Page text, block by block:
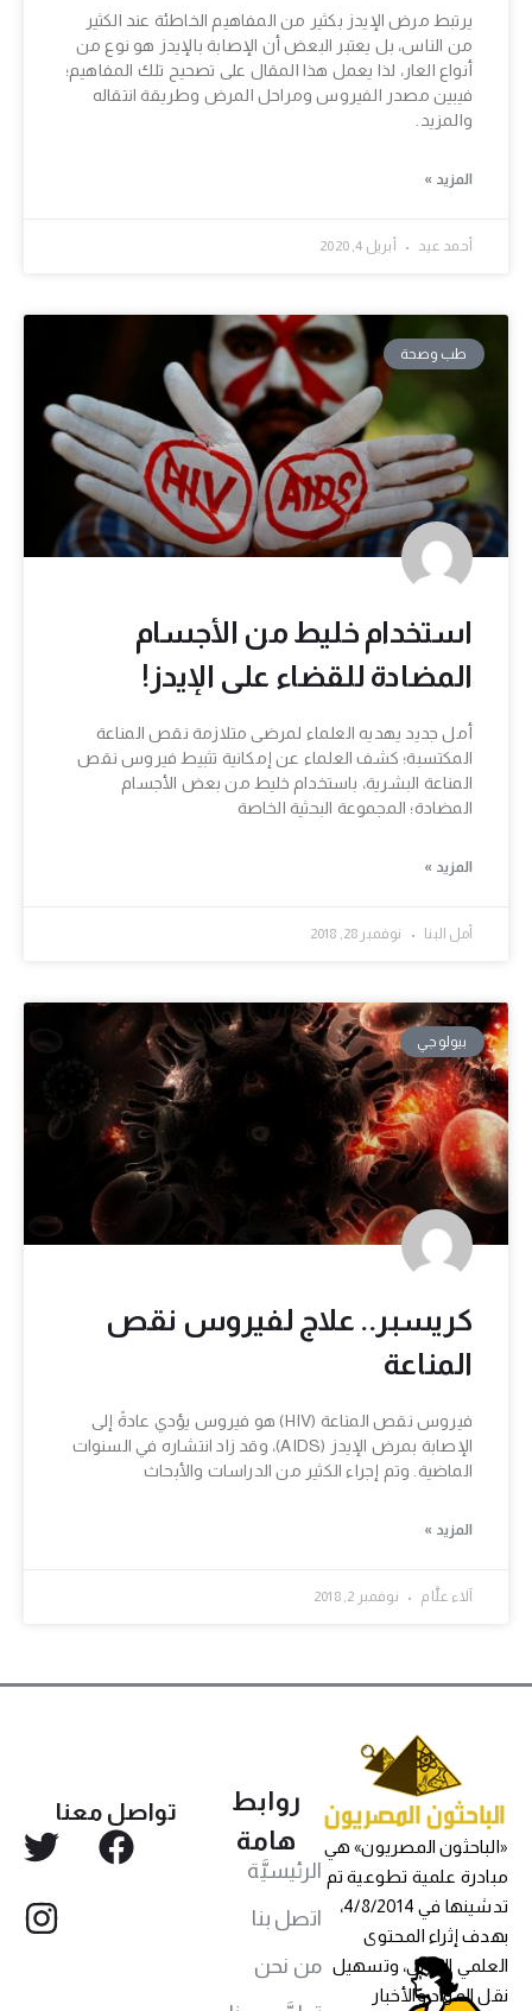
يرتبط مرض الإيدز بكثير من المفاهيم الخاطئة عند الكثير
من الناس، بل يعتبر البعض أن الإصابة بالإيدز هو نوع من
أنواع العار، لذا يعمل هذا المقال على تصحيح تلك المفاهيم؛
فيبين مصدر الفيروس ومراحل المرض وطريقة انتقاله
والمزيد.
المزيد »
أحمد عيد أبريل 4, 2020
طب وصحة
استخدام خليط من الأجسام
المضادة للقضاء على الإيدز!
أمل جديد يهديه العلماء لمرضى متلازمة نقص المناعة
المكتسبة؛ كشف العلماء عن إمكانية تثبيط فيروس نقص
المناعة البشرية، باستخدام خليط من بعض الأجسام
المضادة؛ المجموعة البحثية الخاصة
المزيد »
أمل البنا نوفمبر 28, 2018
بيولوجي
كريسبر.. علاج لفيروس نقص
المناعة
فيروس نقص المناعة (HIV) هو فيروس يؤدي عادةً إلى
الإصابة بمرض الإيدز (AIDS)، وقد زاد انتشاره في السنوات
الماضية. وتم إجراء الكثير من الدراسات والأبحاث
المزيد »
آلاء علَّام نوفمبر 2, 2018
«الباحثون المصريون» هي
مبادرة علمية تطوعية تم
تدشينها في 4/8/2014،
بهدف إثراء المحتوى
العلمي العربي، وتسهيل
نقل المواد والأخبار
روابط
هامة
الرئيسيَّة
اتصل بنا
من نحن
تواصل معنا